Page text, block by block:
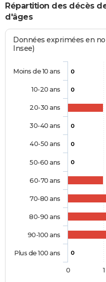
Répartition des décès
d'âges
Données exprimées en
Insee)
0
0
0
0
0
0
Moins de 10 ans
10-20 ans
20-30 ans
30-40 ans
40-50 ans
50-60 ans
60-70 ans
70-80 ans
80-90 ans
90-100 ans
Plus de 100 ans
0 1